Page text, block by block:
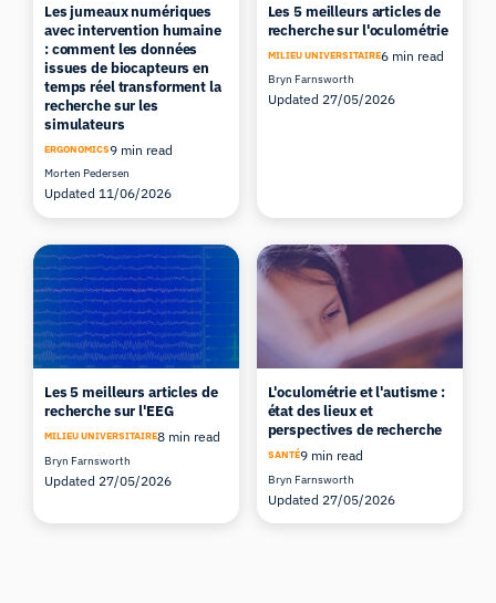
Les jumeaux numériques
avec intervention humaine
: comment les données
issues de biocapteurs en
temps réel transforment la
recherche sur les
simulateurs
ERGONOMICS9 min read
Morten Pedersen
Updated 11/06/2026
Les 5 meilleurs articles de
recherche sur l'oculométrie
MILIEU UNIVERSITAIRE6 min read
Bryn Farnsworth
Updated 27/05/2026
Les 5 meilleurs articles de
recherche sur l'EEG
MILIEU UNIVERSITAIRE8 min read
Bryn Farnsworth
Updated 27/05/2026
L'oculométrie et l'autisme :
état des lieux et
perspectives de recherche
SANTÉ9 min read
Bryn Farnsworth
Updated 27/05/2026